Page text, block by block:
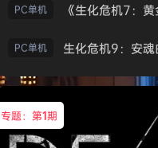
PC单机
PC单机
专题：第1期